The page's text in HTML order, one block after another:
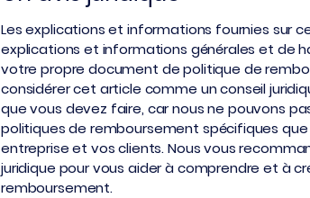
Les explications et informations fournies sur
explications et informations générales et de
votre propre document de politique de
considérer cet article comme un conseil
que vous devez faire, car nous ne pouvons
politiques de remboursement spécifiques
entreprise et vos clients. Nous vous
juridique pour vous aider à comprendre et à
remboursement.